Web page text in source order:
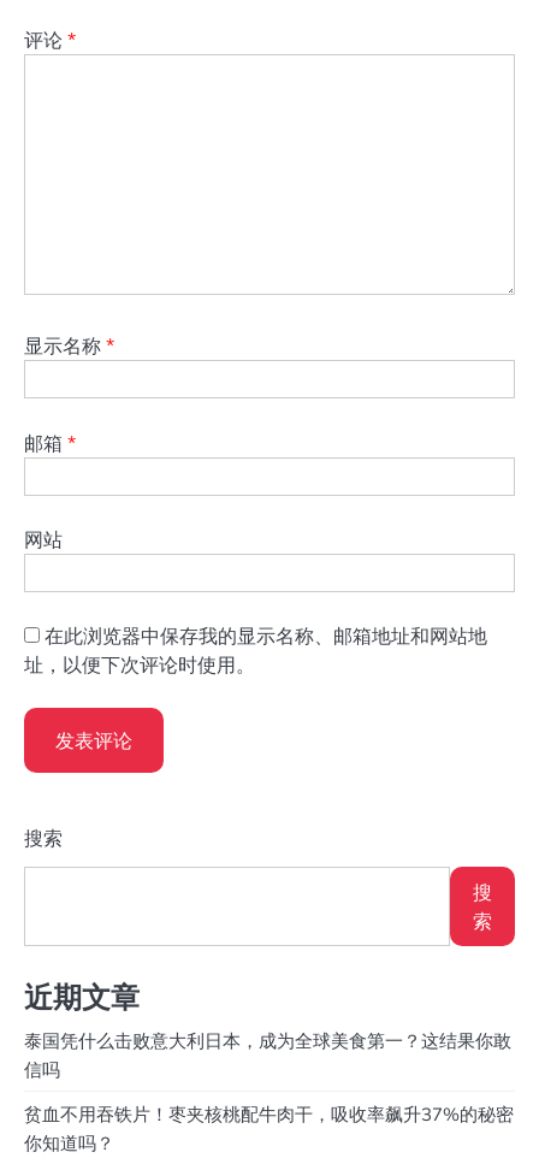
评论 *
显示名称 *
邮箱 *
网站
在此浏览器中保存我的显示名称、邮箱地址和网站地
址，以便下次评论时使用。
搜索
搜
索
近期文章
泰国凭什么击败意大利日本，成为全球美食第一？这结果你敢
信吗
贫血不用吞铁片！枣夹核桃配牛肉干，吸收率飙升37%的秘密
你知道吗？